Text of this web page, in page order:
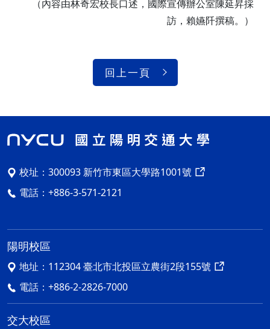
（內容由林奇宏校長口述，國際宣傳辦公室陳延昇採
訪，賴嬿阡撰稿。）
回上一頁
校址： 300093 新竹市東區大學路1001號
電話： +886-3-571-2121
陽明校區
地址： 112304 臺北市北投區立農街2段155號
電話： +886-2-2826-7000
交大校區